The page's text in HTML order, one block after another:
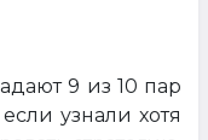
9 из 10 пар
узнали хотя